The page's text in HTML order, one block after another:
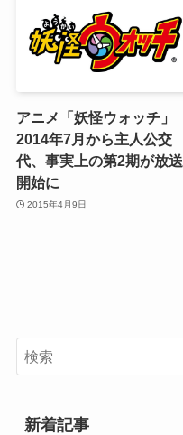
アニメ「妖怪ウォッチ」
2014年7月から主人公交
代、事実上の第2期が放送
開始に
2015年4月9日
新着記事